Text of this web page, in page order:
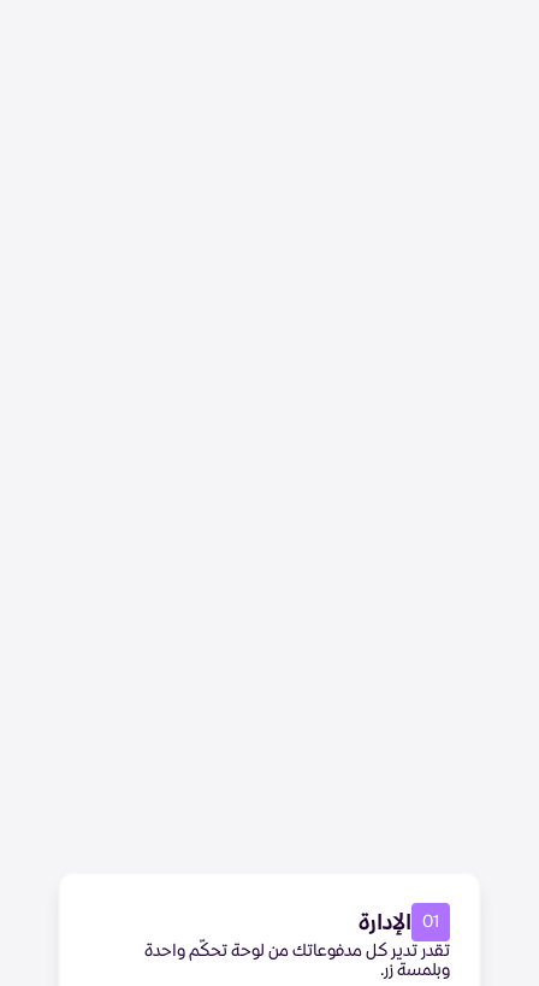
01 الإدارة
تقدر تدير كل مدفوعاتك من لوحة تحكّم واحدة
وبلمسة زر.